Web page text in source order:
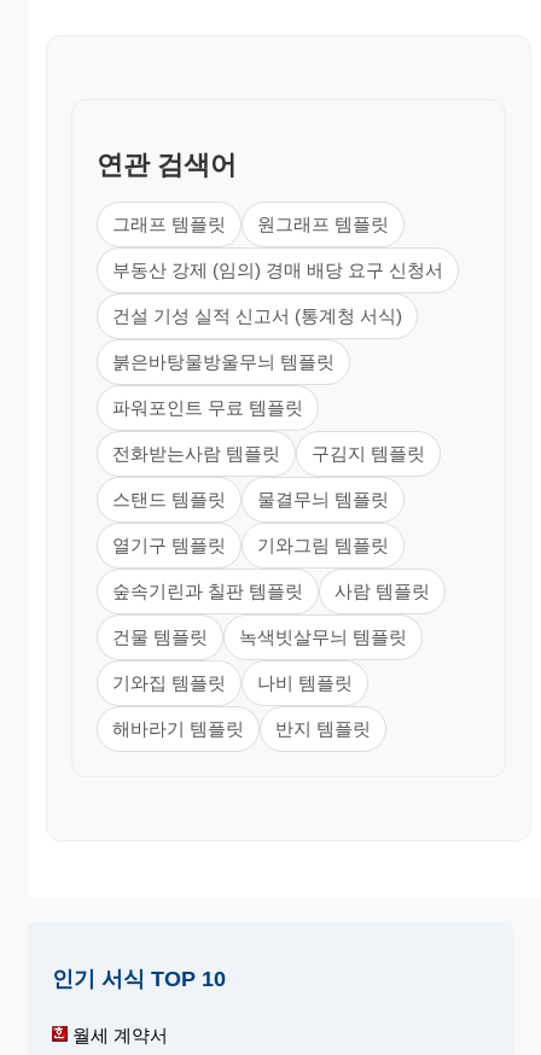
연관 검색어
그래프 템플릿 원그래프 템플릿
부동산 강제 (임의) 경매 배당 요구 신청서
건설 기성 실적 신고서 (통계청 서식)
붉은바탕물방울무늬 템플릿
파워포인트 무료 템플릿
전화받는사람 템플릿 구김지 템플릿
스탠드 템플릿 물결무늬 템플릿
열기구 템플릿 기와그림 템플릿
숲속기린과 칠판 템플릿 사람 템플릿
건물 템플릿 녹색빗살무늬 템플릿
기와집 템플릿 나비 템플릿
해바라기 템플릿 반지 템플릿
인기 서식 TOP 10
월세 계약서